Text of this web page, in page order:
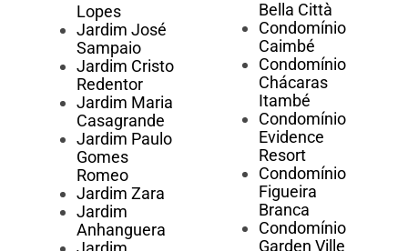
Lopes
Jardim José
Sampaio
Jardim Cristo
Redentor
Jardim Maria
Casagrande
Jardim Paulo
Gomes
Romeo
Jardim Zara
Jardim
Anhanguera
Bella Città
Condomínio
Caimbé
Condomínio
Chácaras
Itambé
Condomínio
Evidence
Resort
Condomínio
Figueira
Branca
Condomínio
Garden Ville